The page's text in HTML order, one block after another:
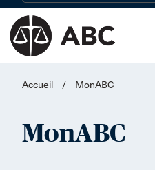
Accueil / MonABC
MonABC